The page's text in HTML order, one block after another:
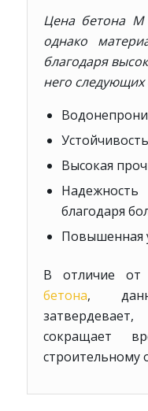
Цена бетона М
однако
благодаря
него следующих
Высокая
благодаря
Повышенная
В отличие от
бетона,
сокращает
строительному